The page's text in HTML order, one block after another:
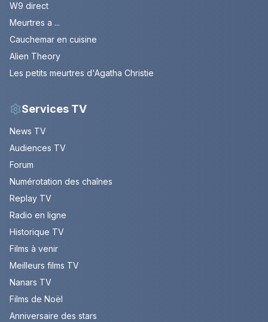
W9 direct
Meurtres a ...
Cauchemar en cuisine
Alien Theory
Les petits meurtres d'Agatha Christie
Services TV
News TV
Audiences TV
Forum
Numérotation des chaînes
Replay TV
Radio en ligne
Historique TV
Films à venir
Meilleurs films TV
Nanars TV
Films de Noël
Anniversaire des stars